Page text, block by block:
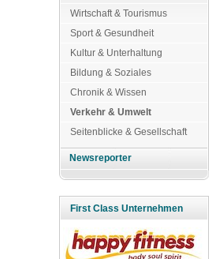
Wirtschaft & Tourismus
Sport & Gesundheit
Kultur & Unterhaltung
Bildung & Soziales
Chronik & Wissen
Verkehr & Umwelt
Seitenblicke & Gesellschaft
Newsreporter
First Class Unternehmen